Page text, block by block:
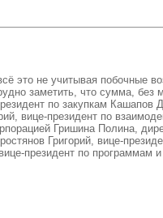
это не учитывая побочные
заметить, что сумма, без
по закупкам Кашапов
вице-президент по
Гришина Полина,
Григорий, вице-
президент по